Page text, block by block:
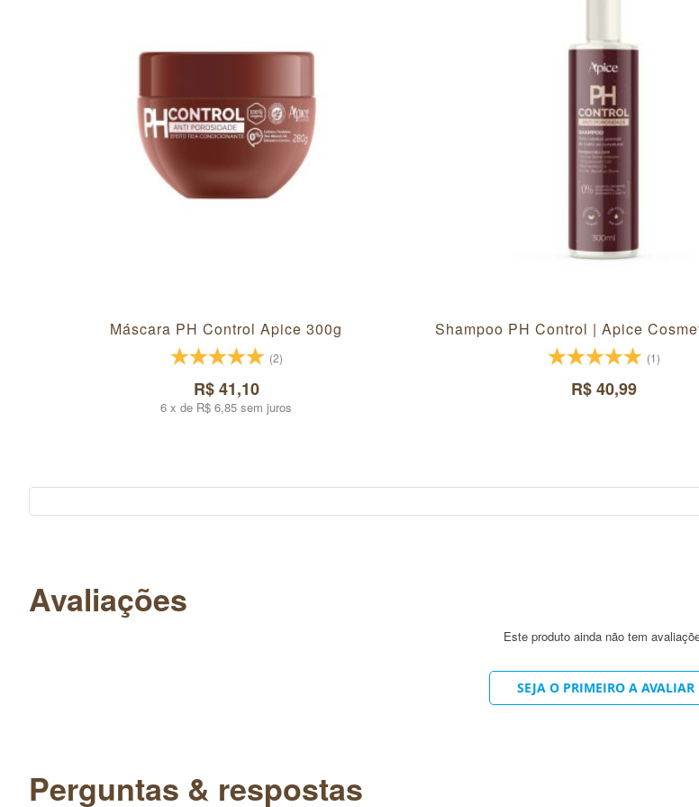
Máscara PH Control Apice 300g
(2)
R$ 41,10
6 x de R$ 6,85 sem juros
Shampoo PH Control | Apice
(1)
R$ 40,99
Avaliações
Este produto ainda não tem
SEJA O PRIMEIRO A AVALIAR
Perguntas & respostas